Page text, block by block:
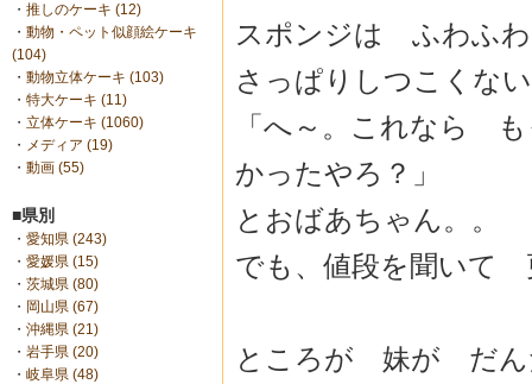
・ 推しのケーキ (12)
・ 動物・ペット似顔絵ケーキ
(104)
・ 動物立体ケーキ (103)
・ 特大ケーキ (11)
・ 立体ケーキ (1060)
・ メディア (19)
・ 動画 (55)
■県別
・ 愛知県 (243)
・ 愛媛県 (15)
・ 茨城県 (80)
・ 岡山県 (67)
・ 沖縄県 (21)
・ 岩手県 (20)
・ 岐阜県 (48)
スポンジは ふわふ
さっぱりしつこくな
「へ～。これなら
かったやろ？」
とおばあちゃん。。
でも、値段を聞いて
ところが 妹が だん